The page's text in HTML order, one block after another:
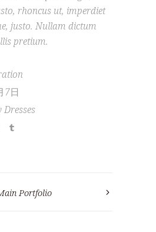
rhoncus ut, imperdiet
justo. Nullam dictum
pretium.
7日
Dresses
Portfolio